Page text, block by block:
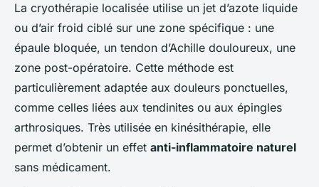
La cryothérapie localisée utilise un jet d’azote liquide
ou d’air froid ciblé sur une zone spécifique : une
épaule bloquée, un tendon d’Achille douloureux, une
zone post-opératoire. Cette méthode est
particulièrement adaptée aux douleurs ponctuelles,
comme celles liées aux tendinites ou aux épingles
arthrosiques. Très utilisée en kinésithérapie, elle
permet d’obtenir un effet anti-inflammatoire naturel
sans médicament.